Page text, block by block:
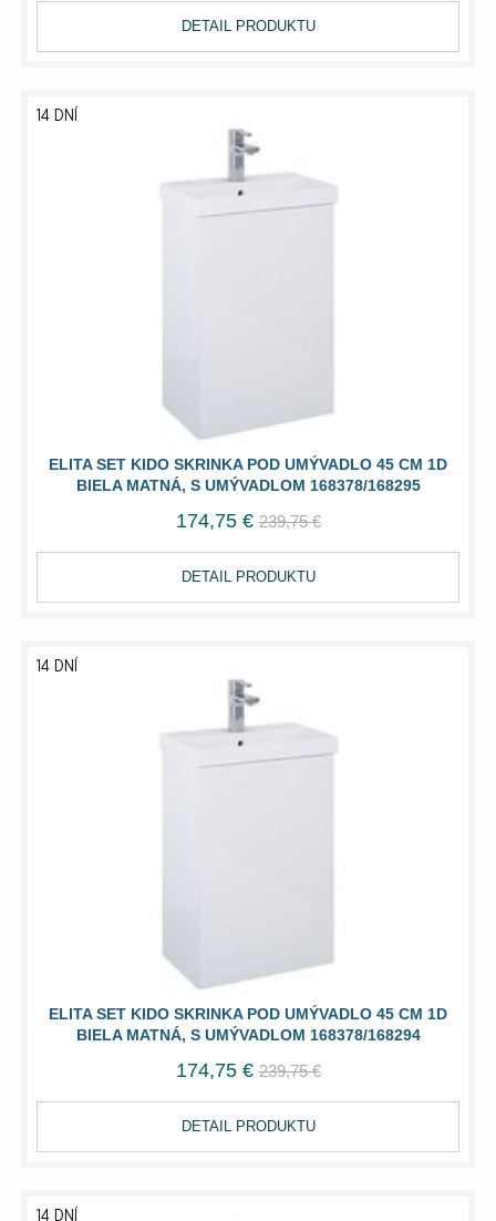
DETAIL PRODUKTU
ELITA SET KIDO SKRINKA POD UMÝVADLO 45 CM 1D
BIELA MATNÁ, S UMÝVADLOM 168378/168295
14 DNÍ
174,75 € 239,75 €
DETAIL PRODUKTU
ELITA SET KIDO SKRINKA POD UMÝVADLO 45 CM 1D
BIELA MATNÁ, S UMÝVADLOM 168378/168294
14 DNÍ
174,75 € 239,75 €
DETAIL PRODUKTU
14 DNÍ